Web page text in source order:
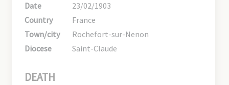
Date
23/02/1903
Country
France
Town/city
Rochefort-sur-Nenon
Diocese
Saint-Claude
DEATH